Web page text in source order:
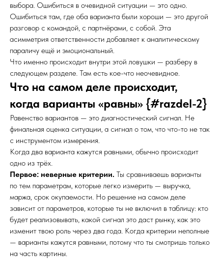
выбора. Ошибиться в очевидной ситуации — это одно.
Ошибиться там, где оба варианта были хороши — это другой
разговор с командой, с партнёрами, с собой. Эта
асимметрия ответственности добавляет к аналитическому
параличу ещё и эмоциональный.
Что именно происходит внутри этой ловушки — разберу в
следующем разделе. Там есть кое-что неочевидное.
Что на самом деле происходит,
когда варианты «равны» {#razdel-2}
Равенство вариантов — это диагностический сигнал. Не
финальная оценка ситуации, а сигнал о том, что что-то не так
с инструментом измерения.
Когда два варианта кажутся равными, обычно происходит
одно из трёх.
Первое: неверные критерии. Ты сравниваешь варианты
по тем параметрам, которые легко измерить — выручка,
маржа, срок окупаемости. Но решение на самом деле
зависит от параметров, которые ты не включил в таблицу: кто
будет реализовывать, какой сигнал это даст рынку, как это
изменит твою роль через два года. Когда критерии неполные
— варианты кажутся равными, потому что ты смотришь только
на часть картины.